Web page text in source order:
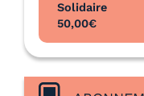
Solidaire
50,00€